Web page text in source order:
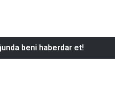
beni haberdar et!